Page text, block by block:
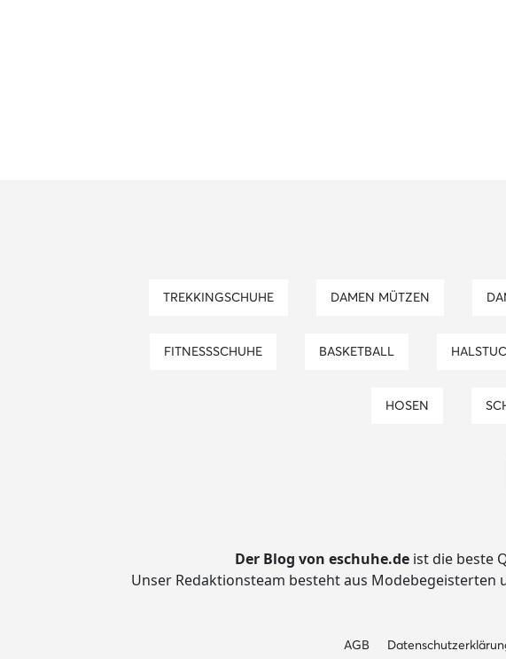
TREKKING­SCHUHE DAMEN MÜTZEN
FITNESSSCHUHE BASKETBALL
HOSEN
Der Blog von eschuhe.deist die beste
Unser Redaktionsteam besteht aus Modebegeisterten
AGB